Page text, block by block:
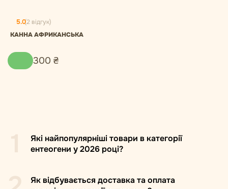
5.0(2 відгук)
КАННА АФРИКАНСЬКА
300 ₴
Які найпопулярніші товари в категорії
ентеогени у 2026 році?
Як відбувається доставка та оплата